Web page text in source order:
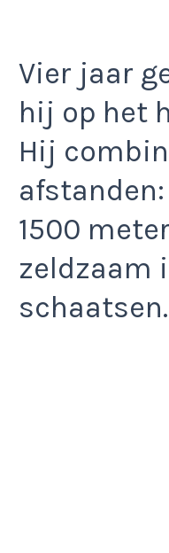
Vier jaar
hij op het
Hij
afstanden:
1500
zeldzaam
schaatsen.